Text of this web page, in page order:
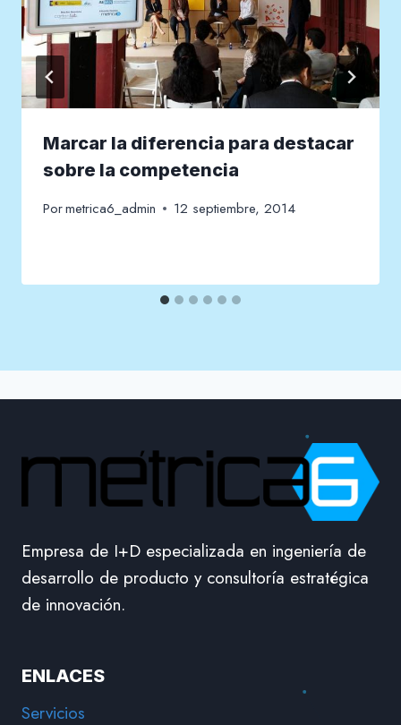
Marcar la diferencia para destacar
sobre la competencia
Pormetrica6_admin 12 septiembre, 2014
Empresa de I+D especializada en ingeniería de
desarrollo de producto y consultoría estratégica
de innovación.
ENLACES
Servicios